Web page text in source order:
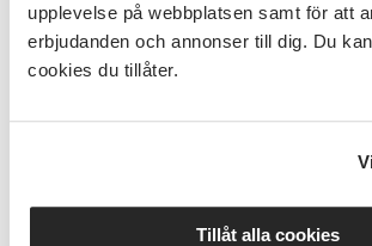
upplevelse på webbplatsen samt för att
erbjudanden och annonser till dig. Du
cookies du tillåter.
Tillåt alla cookies
Studiematerial
Kostnad för blommor tillkommer, allt
får du låna under kursen.
Kursledare